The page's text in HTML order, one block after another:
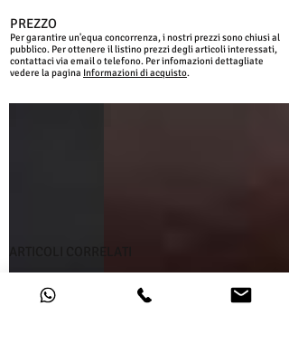
PREZZO
Per garantire un'equa concorrenza, i nostri prezzi sono chiusi al
pubblico. Per ottenere il listino prezzi degli articoli interessati,
contattaci via email o telefono. Per infomazioni dettagliate
vedere la pagina Informazioni di acquisto.